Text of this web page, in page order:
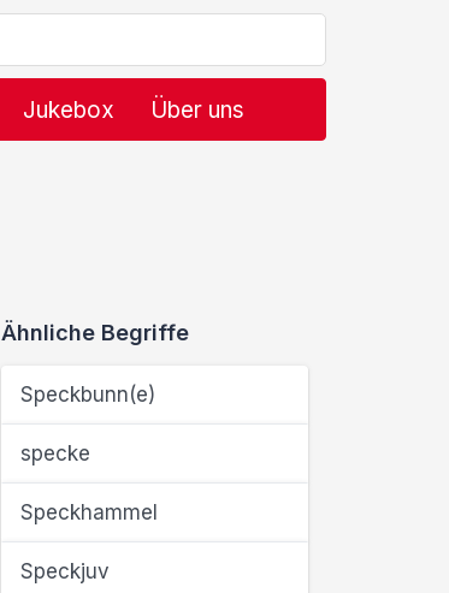
Jukebox Über uns
Ähnliche Begriffe
Speckbunn(e)
specke
Speckhammel
Speckjuv